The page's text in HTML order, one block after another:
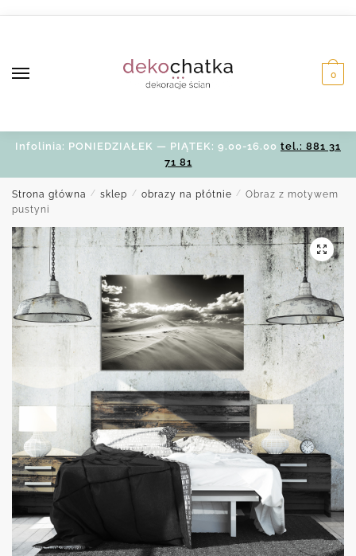
0
Infolinia: PONIEDZIAŁEK — PIĄTEK: 9.00-16.00 tel.: 881 31
71 81
Strona główna / sklep / obrazy na płótnie / Obraz z motywem
pustyni